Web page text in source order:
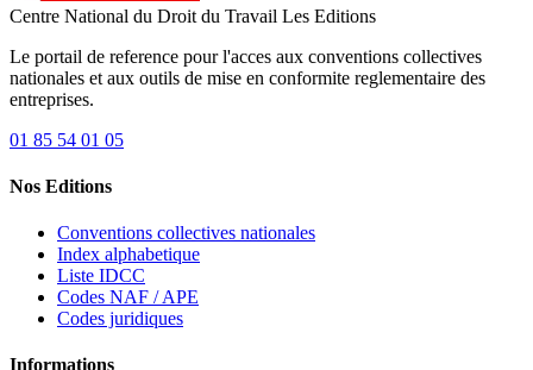
Centre National du Droit du Travail Les Editions
Le portail de reference pour l'acces aux conventions collectives
nationales et aux outils de mise en conformite reglementaire des
entreprises.
01 85 54 01 05
Nos Editions
Conventions collectives nationales
Index alphabetique
Liste IDCC
Codes NAF / APE
Codes juridiques
Informations